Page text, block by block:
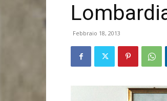
Febbraio 18, 2013